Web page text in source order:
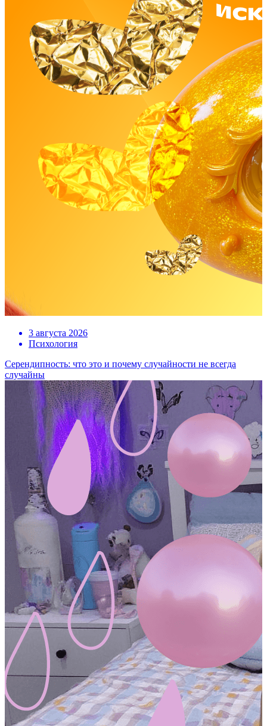
3 августа 2026
Психология
Серендипность: что это и почему случайности не всегда
случайны